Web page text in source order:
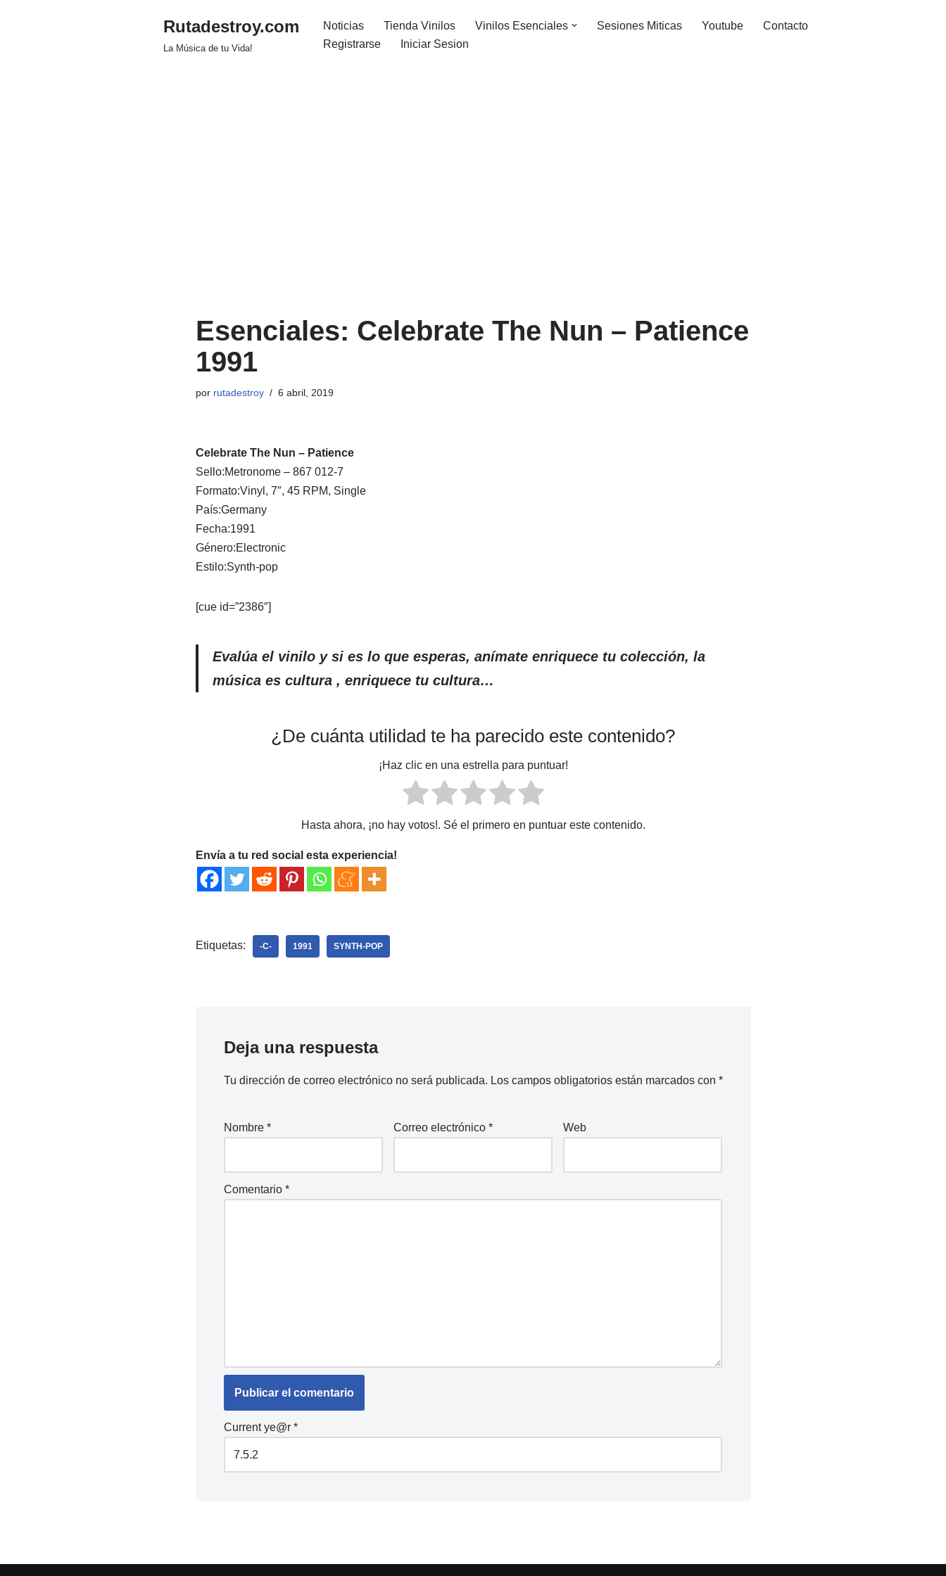
Rutadestroy.com
La Música de tu Vida!
Noticias Tienda Vinilos Vinilos Esenciales Sesiones Miticas Youtube
Contacto
Registrarse
Iniciar Sesion
Esenciales: Celebrate The Nun ‎– Patience
1991
por rutadestroy 6 abril, 2019
Celebrate The Nun ‎– Patience
Sello:Metronome ‎– 867 012-7
Formato:Vinyl, 7″, 45 RPM, Single
País:Germany
Fecha:1991
Género:Electronic
Estilo:Synth-pop
[cue id=”2386″]
Evalúa el vinilo y si es lo que esperas, anímate enriquece tu colección, la
música es cultura , enriquece tu cultura…
¿De cuánta utilidad te ha parecido este contenido?
¡Haz clic en una estrella para puntuar!
Hasta ahora, ¡no hay votos!. Sé el primero en puntuar este contenido.
Envía a tu red social esta experiencia!
Etiquetas: -C- 1991 SYNTH-POP
Deja una respuesta
Tu dirección de correo electrónico no será publicada. Los campos obligatorios están marcados con *
Nombre * Correo electrónico * Web
Comentario *
Current ye@r *